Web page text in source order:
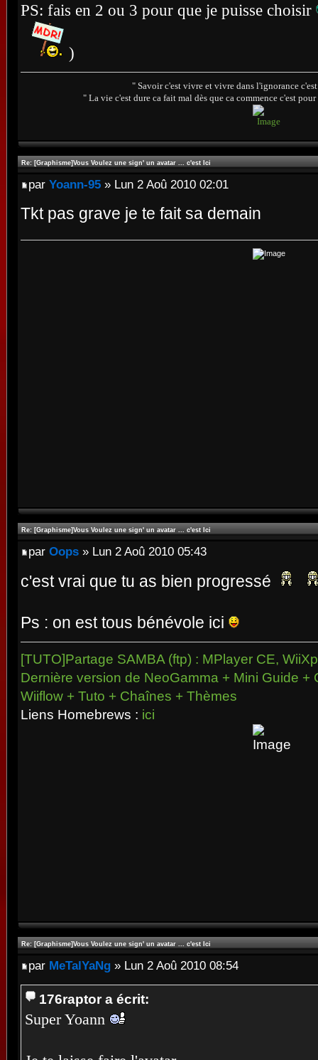
PS: fais en 2 ou 3 pour que je puisse choisir
)
" Savoir c'est vivre et vivre dans l'ignorance
" La vie c'est dure ca fait mal dès que ca commence c'est
Re: [Graphisme]Vous Voulez une sign' un avatar ... c'est Ici
par Yoann-95 » Lun 2 Aoû 2010 02:01
Tkt pas grave je te fait sa demain
Re: [Graphisme]Vous Voulez une sign' un avatar ... c'est Ici
par Oops » Lun 2 Aoû 2010 05:43
c'est vrai que tu as bien progressé
Ps : on est tous bénévole ici
[TUTO]Partage SAMBA (ftp) : MPlayer CE,
Dernière version de NeoGamma + Mini Guide +
Wiiflow + Tuto + Chaînes + Thèmes
Liens Homebrews : ici
Re: [Graphisme]Vous Voulez une sign' un avatar ... c'est Ici
par MeTalYaNg » Lun 2 Aoû 2010 08:54
176raptor a écrit:
Super Yoann